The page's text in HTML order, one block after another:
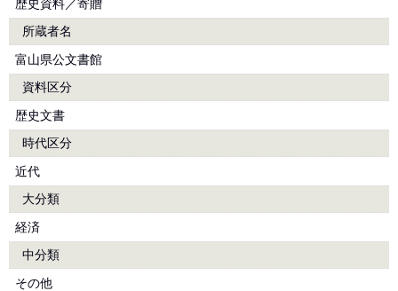
歴史資料／寄贈
所蔵者名
富山県公文書館
資料区分
歴史文書
時代区分
近代
大分類
経済
中分類
その他